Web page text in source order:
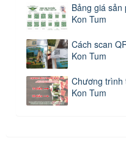
Bảng giá sản
Kon Tum
Cách scan
Kon Tum
Chương trình
Kon Tum